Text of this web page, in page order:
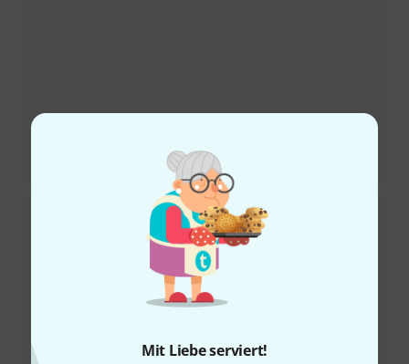
Mit Liebe serviert!
Series 4 2up 2down Set SGF